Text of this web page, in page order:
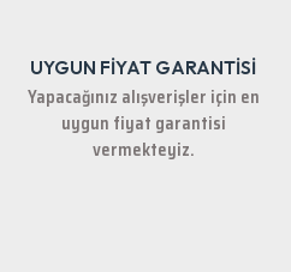
Ürün bilgilerinde hatalar bulunuyor.
Ürün fiyatı diğer sitelerden daha
Bu ürüne benzer farklı alternatifler
UYGUN FİYAT GARANTİSİ
Yapacağınız alışverişler için en
uygun fiyat garantisi
vermekteyiz.